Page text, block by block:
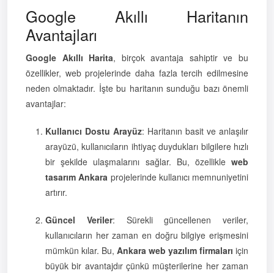
Google Akıllı Haritanın
Avantajları
Google Akıllı Harita, birçok avantaja sahiptir ve bu
özellikler, web projelerinde daha fazla tercih edilmesine
neden olmaktadır. İşte bu haritanın sunduğu bazı önemli
avantajlar:
Kullanıcı Dostu Arayüz: Haritanın basit ve anlaşılır
arayüzü, kullanıcıların ihtiyaç duydukları bilgilere hızlı
bir şekilde ulaşmalarını sağlar. Bu, özellikle web
tasarım Ankara projelerinde kullanıcı memnuniyetini
artırır.
Güncel Veriler: Sürekli güncellenen veriler,
kullanıcıların her zaman en doğru bilgiye erişmesini
mümkün kılar. Bu, Ankara web yazılım firmaları için
büyük bir avantajdır çünkü müşterilerine her zaman